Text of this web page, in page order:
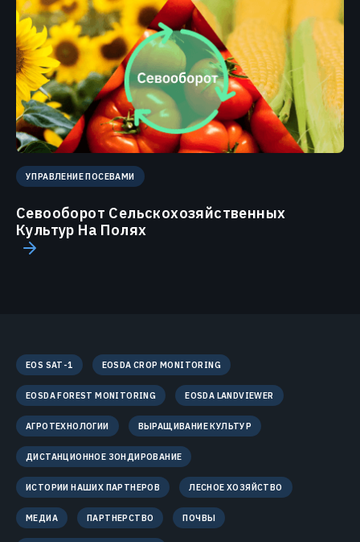
УПРАВЛЕНИЕ ПОСЕВАМИ
Севооборот Сельскохозяйственных
Культур На Полях
EOS SAT-1 EOSDA CROP MONITORING
EOSDA FOREST MONITORING EOSDA LANDVIEWER
АГРОТЕХНОЛОГИИ ВЫРАЩИВАНИЕ КУЛЬТУР
ДИСТАНЦИОННОЕ ЗОНДИРОВАНИЕ
ИСТОРИИ НАШИХ ПАРТНЕРОВ ЛЕСНОЕ ХОЗЯЙСТВО
МЕДИА ПАРТНЕРСТВО ПОЧВЫ